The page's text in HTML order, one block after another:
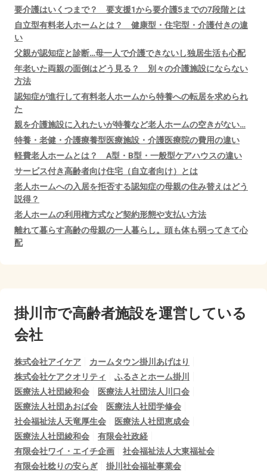
要介護はいくつまで？ 要支援1から要介護5までの7段階とは
自立型有料老人ホームとは？ 健康型・住宅型・介護付きの違
い
父親が認知症と診断…母一人で介護できないし独居生活も心配
年老いた両親の面倒はどう見る？ 別々の介護施設にならない
方法
認知症が進行して有料老人ホームから特養への転居を求められ
た
親を介護施設に入れたいが特養など老人ホームの空きがない…
特養・老健・介護療養型医療施設・介護医療院の費用の違い
軽費老人ホームとは？ A型・B型・一般型ケアハウスの違い
サービス付き高齢者向け住宅（自立者向け）とは
老人ホームへの入居を拒否する認知症の母親の住み替えはどう
説得？
老人ホームの利用権方式など契約形態や支払い方法
離れて暮らす高齢の母親の一人暮らし。頭も体も弱ってきて心
配
掛川市で高齢者施設を運営している
会社
株式会社アイケア
カームタウン掛川あげはり
株式会社ケアクオリティ
ふるさとホーム掛川
医療法人社団綾和会
医療法人社団法人川口会
医療法人社団あおば会
医療法人社団学修会
社会福祉法人天竜厚生会
医療法人社団恵成会
医療法人社団綾和会
有限会社政経
有限会社ワイ・エイチ企画
社会福祉法人大東福祉会
有限会社稔りの安らぎ
掛川社会福祉事業会